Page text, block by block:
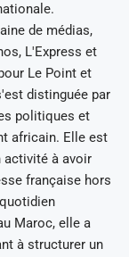
de médias,
L'Express et
Le Point et
distinguée par
politiques et
africain. Elle est
activité à avoir
française hors
Maroc, elle a
à structurer un